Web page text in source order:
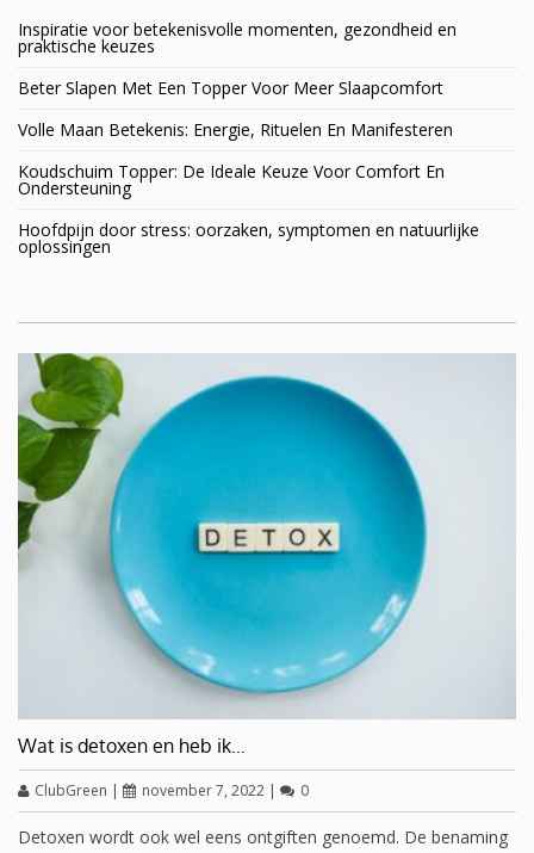
Inspiratie voor betekenisvolle momenten, gezondheid en
praktische keuzes
Beter Slapen Met Een Topper Voor Meer Slaapcomfort
Volle Maan Betekenis: Energie, Rituelen En Manifesteren
Koudschuim Topper: De Ideale Keuze Voor Comfort En
Ondersteuning
Hoofdpijn door stress: oorzaken, symptomen en natuurlijke
oplossingen
Wat is detoxen en heb ik…
ClubGreen | november 7, 2022 | 0
Detoxen wordt ook wel eens ontgiften genoemd. De benaming